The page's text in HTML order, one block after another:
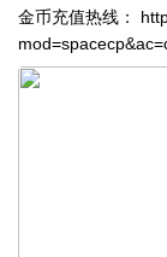
金币充值热线：